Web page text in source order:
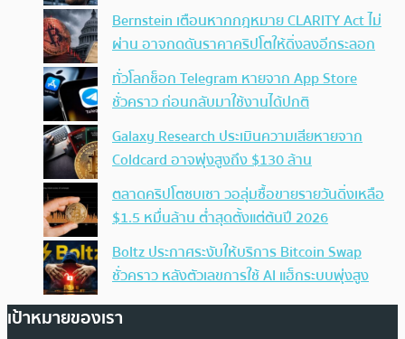
Bernstein เตือนหากกฎหมาย CLARITY Act ไม่
ผ่าน อาจกดดันราคาคริปโตให้ดิ่งลงอีกระลอก
ทั่วโลกช็อก Telegram หายจาก App Store
ชั่วคราว ก่อนกลับมาใช้งานได้ปกติ
Galaxy Research ประเมินความเสียหายจาก
Coldcard อาจพุ่งสูงถึง $130 ล้าน
ตลาดคริปโตซบเซา วอลุ่มซื้อขายรายวันดิ่งเหลือ
$1.5 หมื่นล้าน ต่ำสุดตั้งแต่ต้นปี 2026
Boltz ประกาศระงับให้บริการ Bitcoin Swap
ชั่วคราว หลังตัวเลขการใช้ AI แฮ็กระบบพุ่งสูง
เป้าหมายของเรา